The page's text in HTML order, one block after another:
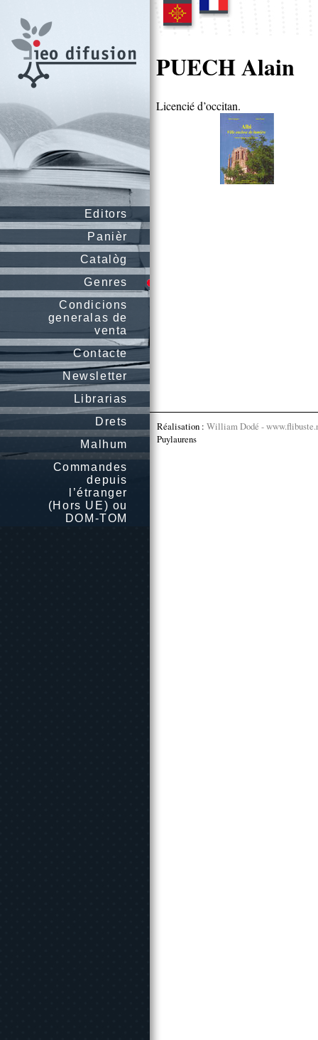
Editors
Panièr
Catalòg
Genres
Condicions
generalas de
venta
Contacte
Newsletter
Librarias
Drets
Malhum
Commandes
depuis
l’étranger
(Hors UE) ou
DOM-TOM
PUECH Alain
Licencié d’occitan.
Réalisation : William Dodé -
Puylaurens